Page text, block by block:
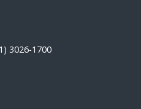
3026-1700